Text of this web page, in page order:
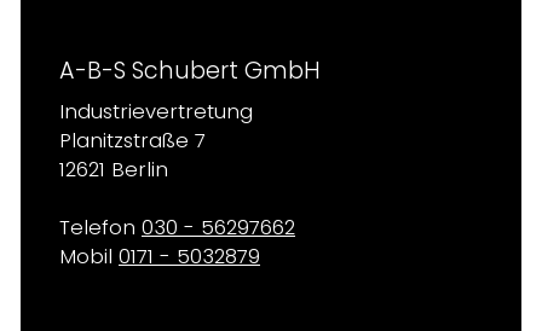
A-B-S Schubert GmbH
Industrievertretung
Planitzstraße 7
12621 Berlin
Telefon 030 - 56297662
Mobil 0171 - 5032879